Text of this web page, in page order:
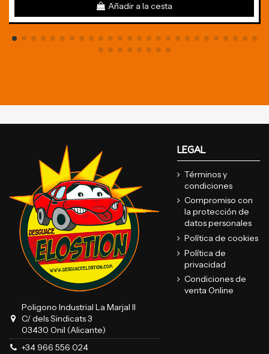
Añadir a la cesta
Poligono Industrial La Marjal II
C/ dels Sindicats 3
03430 Onil (Alicante)
+34 966 556 024
LEGAL
Términos y
condiciones
Compromiso con
la protección de
datos personales
Política de cookies
Política de
privacidad
Condiciones de
venta Online